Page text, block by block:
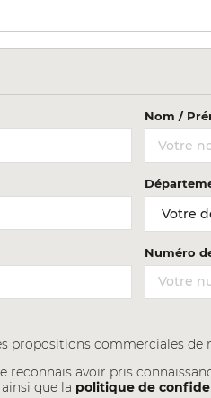
Nom /
Numéro
propositions commerciales de
reconnais avoir pris
ainsi que la politique de